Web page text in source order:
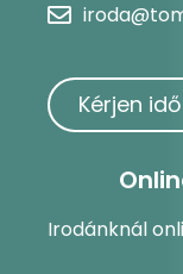
Kérjen
Irodánknál